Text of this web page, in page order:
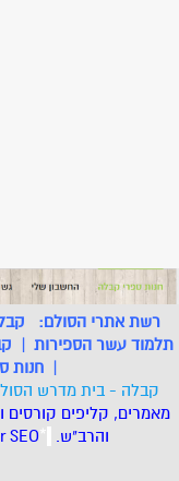
רשת אתרי הסולם:
תלמוד עשר הספירות |
| חנות
קבלה - בית מדרש
מאמרים, קליפים
והרב"ש. *
SEO